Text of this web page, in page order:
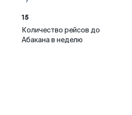
15
Количество рейсов до
Абакана в неделю